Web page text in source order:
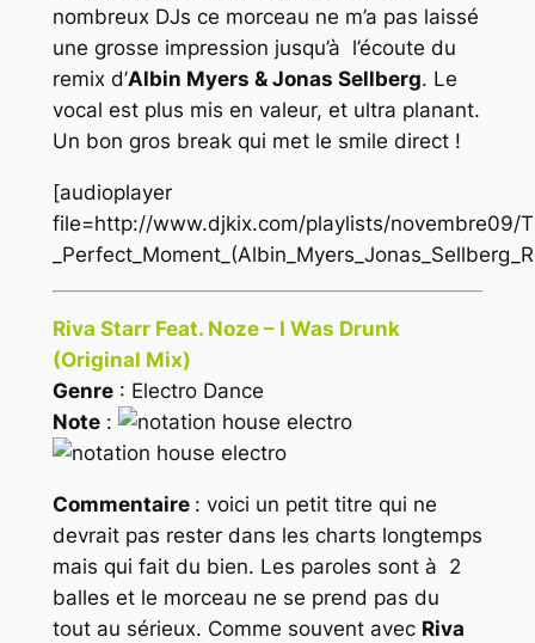
nombreux DJs ce morceau ne m’a pas laissé
une grosse impression jusqu’à l’écoute du
remix d’Albin Myers & Jonas Sellberg. Le
vocal est plus mis en valeur, et ultra planant.
Un bon gros break qui met le smile direct !
[audioplayer
file=http://www.djkix.com/playlists/novembre09/
Riva Starr Feat. Noze – I Was Drunk
(Original Mix)
Genre: Electro Dance
Note:
Commentaire : voici un petit titre qui ne
devrait pas rester dans les charts longtemps
mais qui fait du bien. Les paroles sont à 2
balles et le morceau ne se prend pas du
tout au sérieux. Comme souvent avec Riva